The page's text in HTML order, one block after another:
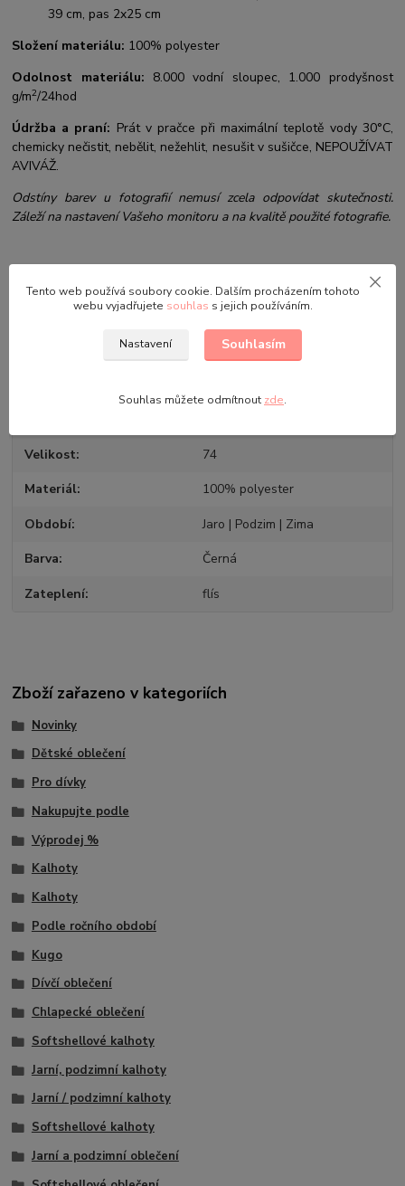
39 cm, pas 2x25 cm
Složení materiálu: 100% polyester
Odolnost materiálu: 8.000 vodní sloupec, 1.000 prodyšnost
g/m2/24hod
Údržba a praní: Prát v pračce při maximální teplotě vody 30°C,
chemicky nečistit, nebělit, nežehlit, nesušit v sušičce, NEPOUŽÍVAT
AVIVÁŽ.
Odstíny barev u fotografií nemusí zcela odpovídat skutečnosti.
Záleží na nastavení Vašeho monitoru a na kvalitě použité fotografie.
Původ zboží
Velikost 74
Materiál 100% polyester
Období Jaro | Podzim | Zima
Barva Černá
Zateplení flís
Zboží zařazeno v kategoriích
Novinky
Dětské oblečení
Pro dívky
Nakupujte podle
Výprodej %
Kalhoty
Kalhoty
Podle ročního období
Kugo
Dívčí oblečení
Chlapecké oblečení
Softshellové kalhoty
Jarní, podzimní kalhoty
Jarní / podzimní kalhoty
Softshellové kalhoty
Jarní a podzimní oblečení
Tento web používá soubory cookie. Dalším procházením tohoto
webu vyjadřujete souhlas s jejich používáním.
Nastavení Souhlasím
Souhlas můžete odmítnout zde.